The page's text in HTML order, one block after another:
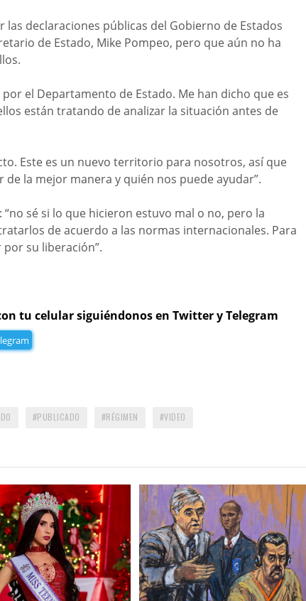
declaraciones públicas del Gobierno de Estados
de Estado, Mike Pompeo, pero que aún no ha
el Departamento de Estado. Me han dicho que es
están tratando de analizar la situación antes de
Este es un nuevo territorio para nosotros, así que
la mejor manera y quién nos puede ayudar”.
sé si lo que hicieron estuvo mal o no, pero la
de acuerdo a las normas internacionales. Para
su liberación”.
tu celular siguiéndonos en Twitter y Telegram
PUBLICADO RÉGIMEN VIDEO